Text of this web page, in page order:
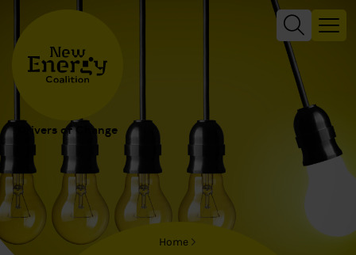
Drivers of Change
Home